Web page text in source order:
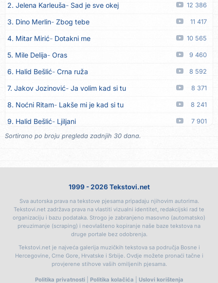
13. Tamara Brusić Biž´mo ća 06.08
14. Rusko Richie Bila si, bila 06.08
15. Rusko Richie Ti i ja 06.08
16. Azra Husarkić 06.08
17. Azra Husarkić Ljubavnice 06.08
18. Azra Husarkić Zakon jačeg 06.08
19. Azra Husarkić Premalo 06.08
20. Azra Husarkić Omađijana 06.08
21. Azra Husarkić Svaka žena
Malo ja, malo ti
25. Alen Hasanović Fanatik 05.08
26. Husnija Mešaljić - Hule To je majka tvoja 05.08
28. Senad Nikočević Niki Plavljani i Gusinjani 05.08
2. Jelena Karleuša Sad je sve okej 12 386
3. Dino Merlin Zbog tebe 11 417
4. Mitar Mirić Dotakni me 10 565
5. Mile Delija Oras 9 460
6. Halid Bešlić Crna ruža 8 592
7. Jakov Jozinović Ja volim kad si tu 8 371
8. Noćni Ritam Lakše mi je kad si tu 8 241
9. Halid Bešlić Ljiljani 7 901
10. Aleksandra Prijović Kababa
Rekla si mi
14. Karlo! Mon amour 6 412
15. Vesna Zmijanac Ovo u grudima 6 332
16. Džej Ramadanovski Ova mačka do mene
17. Amira Medunjanin Pjevat ćemo šta nam srce zna 5 880
Sortirano po broju pregleda zadnjih 30 dana.
1999 - 2026 Tekstovi.net
Sva autorska prava na tekstove pjesama pripadaju njihovim autorima.
Tekstovi.net zadržava prava na vlastiti vizualni identitet, redakcijski rad te
organizaciju i bazu podataka. Strogo je zabranjeno masovno (automatsko)
preuzimanje (scraping) i neovlašteno kopiranje naše baze tekstova na
druge portale bez odobrenja.
Tekstovi.net je najveća galerija muzičkih tekstova sa područja Bosne i
Hercegovine, Crne Gore, Hrvatske i Srbije. Ovdje možete pronaći tačne i
provjerene stihove vaših omiljenih pjesama.
Politika privatnosti| Politika kolačića Uslovi korištenja